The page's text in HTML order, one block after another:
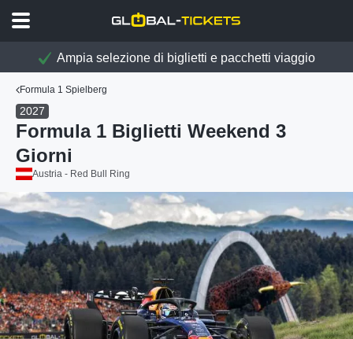
Ampia selezione di biglietti e pacchetti viaggio
Formula 1 Spielberg
2027
Formula 1 Biglietti Weekend 3
Giorni
Austria - Red Bull Ring